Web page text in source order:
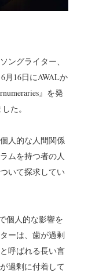
ングライター、
月16日にAWALか
』を発
た。
人的な人間関係
ムを持つ者の人
いて探求してい
個人的な影響を
ーは、歯が過剰
呼ばれる長い言
過剰に付着して